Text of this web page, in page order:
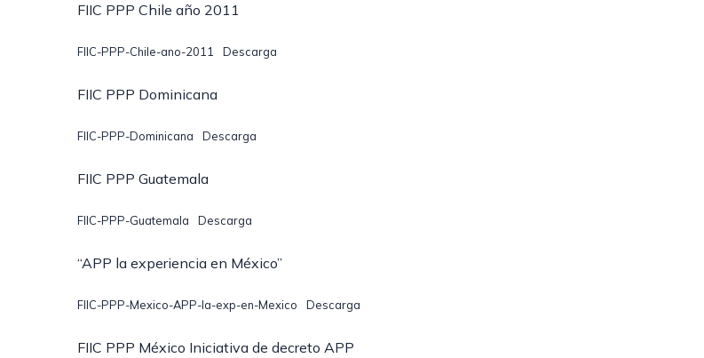
FIIC PPP Chile año 2011
FIIC-PPP-Chile-ano-2011 Descarga
FIIC PPP Dominicana
FIIC-PPP-Dominicana Descarga
FIIC PPP Guatemala
FIIC-PPP-Guatemala Descarga
“APP la experiencia en México”
FIIC-PPP-Mexico-APP-la-exp-en-Mexico Descarga
FIIC PPP México Iniciativa de decreto APP